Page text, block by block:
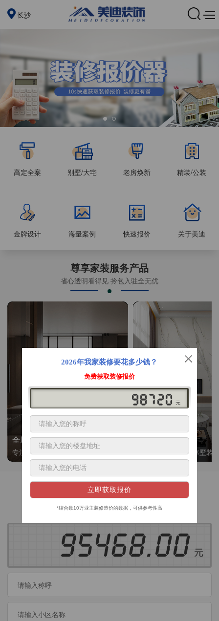
长沙
高定全案 别墅/大宅 老房焕新 精装/公装
金牌设计 海量案例 快速报价 关于美迪
尊享家装服务产品
省心透明看得见 拎包入驻全无优
全屋整装
专注整装24年，高标准，选美迪 十年后仍爱我家
别墅大平层
高端私人定制，整体墅装
获取装修预算